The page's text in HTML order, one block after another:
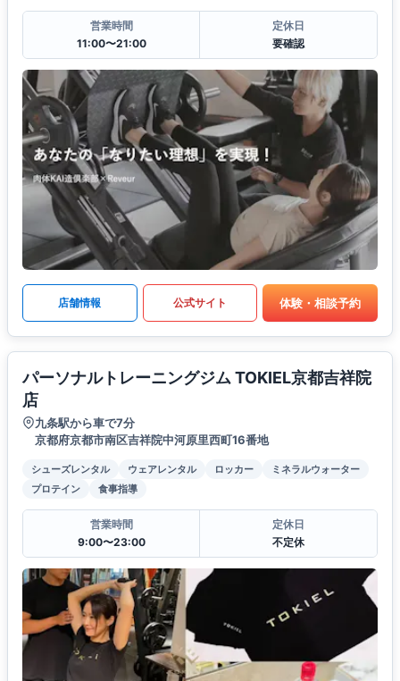
営業時間
11:00〜21:00
定休日
要確認
店舗情報 公式サイト 体験・相談予約
パーソナルトレーニングジム TOKIEL京都吉祥院
店
九条駅から車で7分
京都府京都市南区吉祥院中河原里西町16番地
シューズレンタル ウェアレンタル ロッカー
ミネラルウォーター
プロテイン
食事指導
営業時間
9:00〜23:00
定休日
不定休